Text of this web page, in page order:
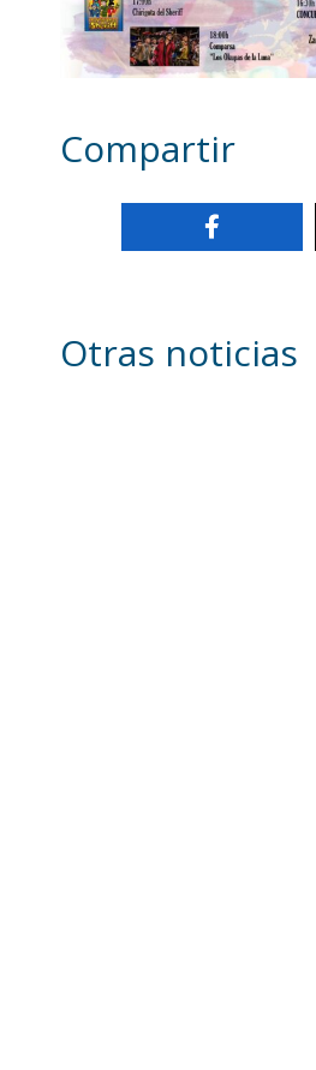
Compartir
Otras noticias